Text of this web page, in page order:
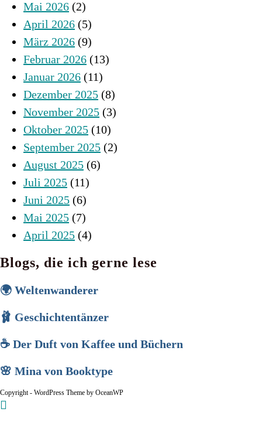
Mai 2026 (2)
April 2026 (5)
März 2026 (9)
Februar 2026 (13)
Januar 2026 (11)
Dezember 2025 (8)
November 2025 (3)
Oktober 2025 (10)
September 2025 (2)
August 2025 (6)
Juli 2025 (11)
Juni 2025 (6)
Mai 2025 (7)
April 2025 (4)
Blogs, die ich gerne lese
🌍 Weltenwanderer
🩰 Geschichtentänzer
☕ Der Duft von Kaffee und Büchern
🌸 Mina von Booktype
Copyright - WordPress Theme by OceanWP